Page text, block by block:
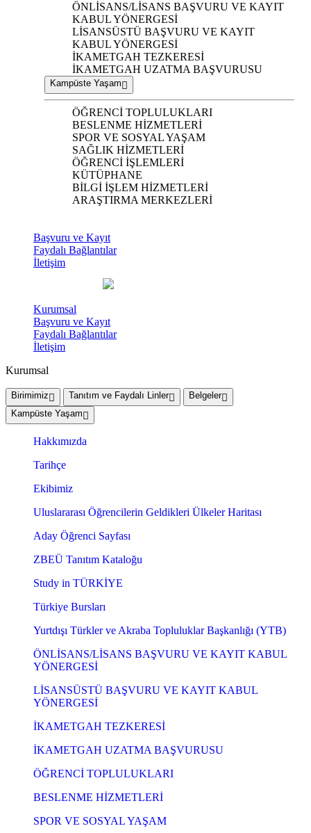
ÖNLİSANS/LİSANS BAŞVURU VE KAYIT
KABUL YÖNERGESİ
LİSANSÜSTÜ BAŞVURU VE KAYIT
KABUL YÖNERGESİ
İKAMETGAH TEZKERESİ
İKAMETGAH UZATMA BAŞVURUSU
Kampüste Yaşam
ÖĞRENCİ TOPLULUKLARI
BESLENME HİZMETLERİ
SPOR VE SOSYAL YAŞAM
SAĞLIK HİZMETLERİ
ÖĞRENCİ İŞLEMLERİ
KÜTÜPHANE
BİLGİ İŞLEM HİZMETLERİ
ARAŞTIRMA MERKEZLERİ
Başvuru ve Kayıt
Faydalı Bağlantılar
İletişim
Kurumsal
Başvuru ve Kayıt
Faydalı Bağlantılar
İletişim
Kurumsal
Birimimiz Tanıtım ve Faydalı Linler
Belgeler
Kampüste Yaşam
Hakkımızda
Tarihçe
Ekibimiz
Uluslararası Öğrencilerin Geldikleri Ülkeler Haritası
Aday Öğrenci Sayfası
ZBEÜ Tanıtım Kataloğu
Study in TÜRKİYE
Türkiye Bursları
Yurtdışı Türkler ve Akraba Topluluklar Başkanlığı (YTB)
ÖNLİSANS/LİSANS BAŞVURU VE KAYIT KABUL
YÖNERGESİ
LİSANSÜSTÜ BAŞVURU VE KAYIT KABUL
YÖNERGESİ
İKAMETGAH TEZKERESİ
İKAMETGAH UZATMA BAŞVURUSU
ÖĞRENCİ TOPLULUKLARI
BESLENME HİZMETLERİ
SPOR VE SOSYAL YAŞAM